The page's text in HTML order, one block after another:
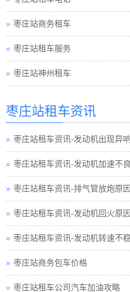
枣庄站商务租车
枣庄站租车服务
枣庄站神州租车
枣庄站租车资讯
枣庄站租车资讯-发动机出现异
枣庄站租车资讯-发动机加速不
枣庄站租车资讯-排气管放炮原
枣庄站租车资讯-发动机回火原
枣庄站租车资讯-发动机转速不
枣庄站商务包车价格
枣庄站租车公司汽车加油攻略